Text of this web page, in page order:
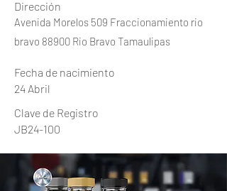
Dirección
Avenida Morelos 509 Fraccionamiento rio
bravo 88900 Rio Bravo Tamaulipas
Fecha de nacimiento
24 Abril
Clave de Registro
JB24-100